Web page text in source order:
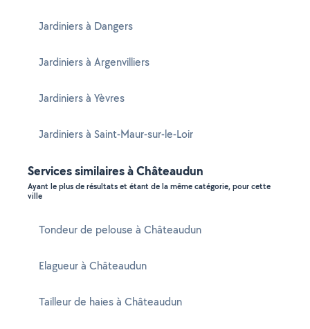
Jardiniers à Dangers
Jardiniers à Argenvilliers
Jardiniers à Yèvres
Jardiniers à Saint-Maur-sur-le-Loir
Services similaires à Châteaudun
Ayant le plus de résultats et étant de la même catégorie, pour cette
ville
Tondeur de pelouse à Châteaudun
Elagueur à Châteaudun
Tailleur de haies à Châteaudun